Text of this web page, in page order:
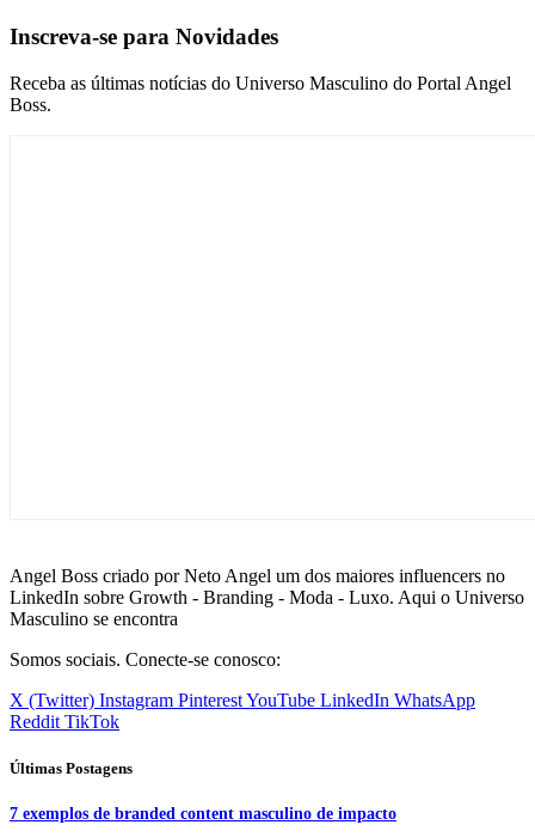
Inscreva-se para Novidades
Receba as últimas notícias do Universo Masculino do Portal Angel
Boss.
Angel Boss criado por Neto Angel um dos maiores influencers no
LinkedIn sobre Growth - Branding - Moda - Luxo. Aqui o Universo
Masculino se encontra
Somos sociais. Conecte-se conosco:
X (Twitter) Instagram PinterestYouTube LinkedIn WhatsApp
Reddit TikTok
Últimas Postagens
7 exemplos de branded content masculino de impacto